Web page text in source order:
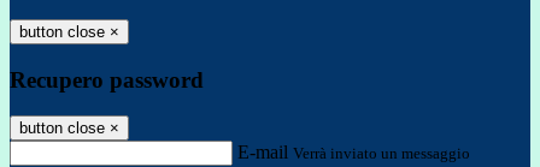
button close ×
Recupero password
button close ×
E-mail Verrà inviato un messaggio